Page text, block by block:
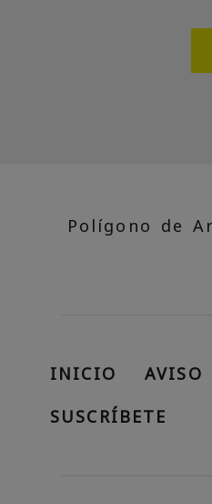
Polígono de
INICIO AVISO
SUSCRÍBETE